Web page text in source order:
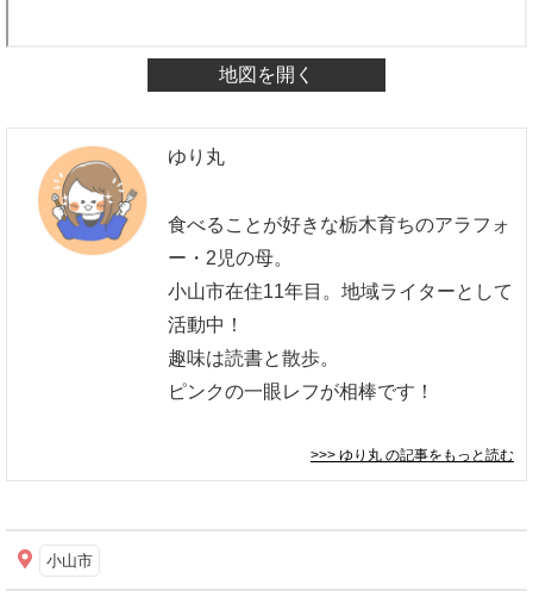
地図を開く
ゆり丸
食べることが好きな栃木育ちのアラフォ
ー・2児の母。
小山市在住11年目。地域ライターとして
活動中！
趣味は読書と散歩。
ピンクの一眼レフが相棒です！
>>> ゆり丸 の記事をもっと読む
小山市